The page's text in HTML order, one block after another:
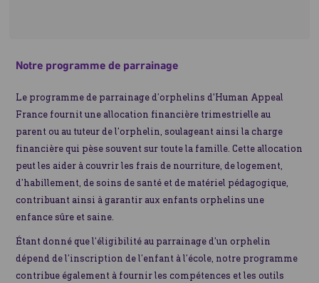
Notre programme de parrainage
Le programme de parrainage d’orphelins d'Human Appeal
France fournit une allocation financière trimestrielle au
parent ou au tuteur de l’orphelin, soulageant ainsi la charge
financière qui pèse souvent sur toute la famille. Cette allocation
peut les aider à couvrir les frais de nourriture, de logement,
d’habillement, de soins de santé et de matériel pédagogique,
contribuant ainsi à garantir aux enfants orphelins une
enfance sûre et saine.
Étant donné que l’éligibilité au parrainage d’un orphelin
dépend de l’inscription de l’enfant à l’école, notre programme
contribue également à fournir les compétences et les outils